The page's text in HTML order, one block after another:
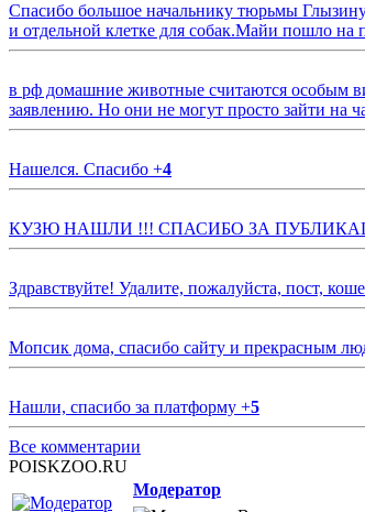
Спасибо большое начальнику тюрьмы
и отдельной клетке для собак.Майи пошло на
в рф домашние животные считаются особым
заявлению. Но они не могут просто зайти на
Нашелся. Спасибо +4
КУЗЮ НАШЛИ !!! СПАСИБО ЗА
Здравствуйте! Удалите, пожалуйста, пост,
Мопсик дома, спасибо сайту и прекрасным
Нашли, спасибо за платформу +5
Все комментарии
POISKZOO.RU
Модератор